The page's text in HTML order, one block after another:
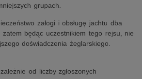
grupach.
załogi i obsługę jachtu dba
zatem będąc uczestnikiem tego rejsu, nie
doświadczenia żeglarskiego.
od liczby zgłoszonych